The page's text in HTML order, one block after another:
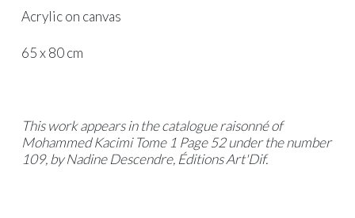
Acrylic on canvas
65 x 80 cm
This work appears in the catalogue raisonné of
Mohammed Kacimi Tome 1 Page 52 under the number
109, by Nadine Descendre, Éditions Art'Dif.